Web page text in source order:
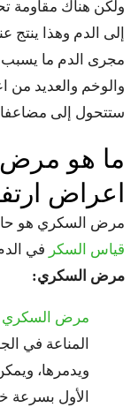
ولكن هناك مقاومة
إلى الدم وهذا
مجرى الدم ما
والوخم والعديد من
ستتحول إلى
ما هو مرض
اعراض
مرض السكري هو
قياس السكر في
مرض السكري:
مرض السكري
المناعة في
ويدمرها،
الأول بسرعة